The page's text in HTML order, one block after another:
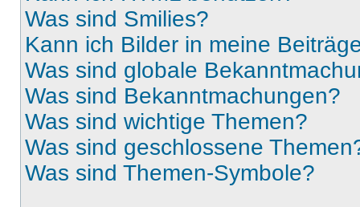
Was sind Smilies?
Kann ich Bilder in meine
Was sind globale
Was sind Bekanntmachungen?
Was sind wichtige Themen?
Was sind geschlossene
Was sind Themen-Symbole?